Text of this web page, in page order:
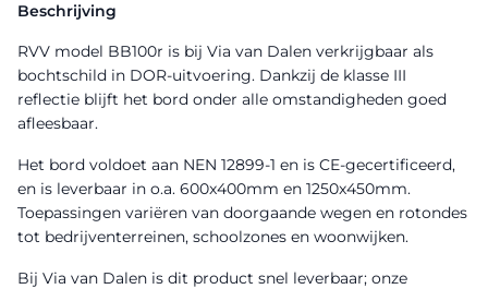
Beschrijving
RVV model BB100r is bij Via van Dalen verkrijgbaar als
bochtschild in DOR-uitvoering. Dankzij de klasse III
reflectie blijft het bord onder alle omstandigheden goed
afleesbaar.
Het bord voldoet aan NEN 12899-1 en is CE-gecertificeerd,
en is leverbaar in o.a. 600x400mm en 1250x450mm.
Toepassingen variëren van doorgaande wegen en rotondes
tot bedrijventerreinen, schoolzones en woonwijken.
Bij Via van Dalen is dit product snel leverbaar; onze